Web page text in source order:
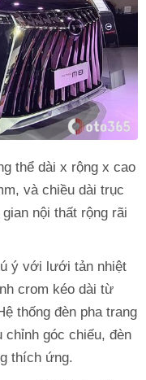
thể dài x rộng x cao
và chiều dài trục
nội thất rộng rãi
ý với lưới tản nhiệt
crom kéo dài từ
thống đèn pha trang
chỉnh góc chiếu, đèn
thích ứng.